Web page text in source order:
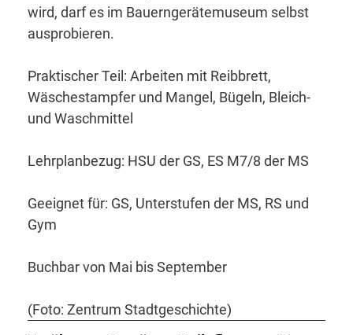
wird, darf es im Bauerngerätemuseum selbst
ausprobieren.
Praktischer Teil: Arbeiten mit Reibbrett,
Wäschestampfer und Mangel, Bügeln, Bleich-
und Waschmittel
Lehrplanbezug: HSU der GS, ES M7/8 der MS
Geeignet für: GS, Unterstufen der MS, RS und
Gym
Buchbar von Mai bis September
(Foto: Zentrum Stadtgeschichte)